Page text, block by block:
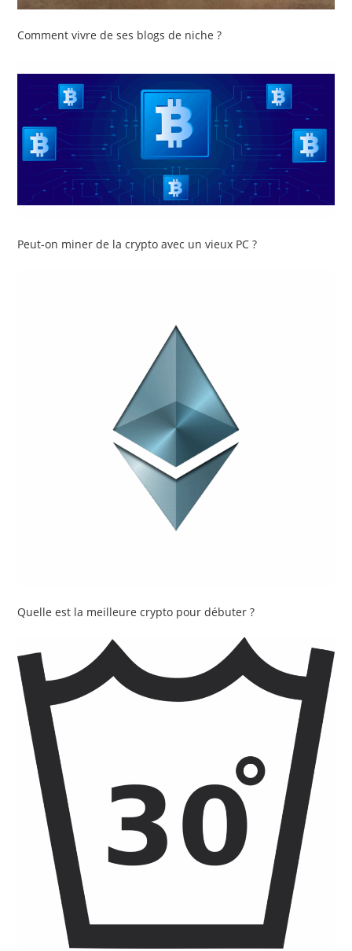
Comment vivre de ses blogs de niche ?
Peut-on miner de la crypto avec un vieux PC ?
Quelle est la meilleure crypto pour débuter ?